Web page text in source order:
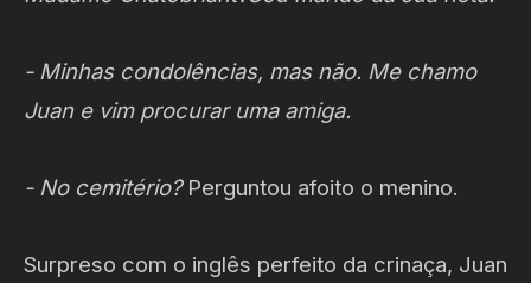
- Minhas condolências, mas não. Me chamo
Juan e vim procurar uma amiga.
- No cemitério?Perguntou afoito o menino.
Surpreso com o inglês perfeito da crinaça, Juan